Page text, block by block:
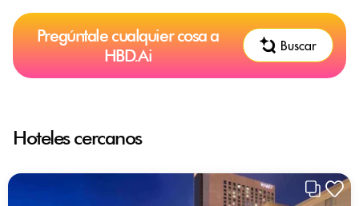
Pregúntale cualquier cosa a
HBD.Ai
Buscar
Hoteles cercanos